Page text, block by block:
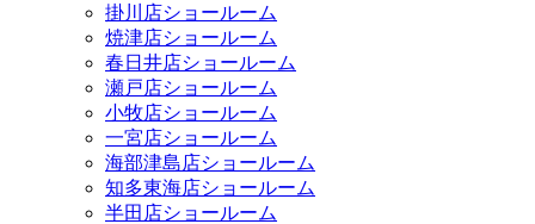
掛川店ショールーム
焼津店ショールーム
春日井店ショールーム
瀬戸店ショールーム
小牧店ショールーム
一宮店ショールーム
海部津島店ショールーム
知多東海店ショールーム
半田店ショールーム